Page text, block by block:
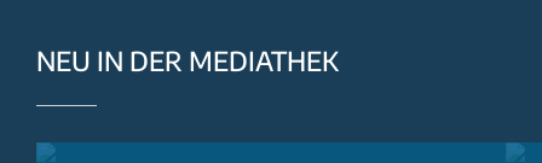
NEU IN DER MEDIATHEK